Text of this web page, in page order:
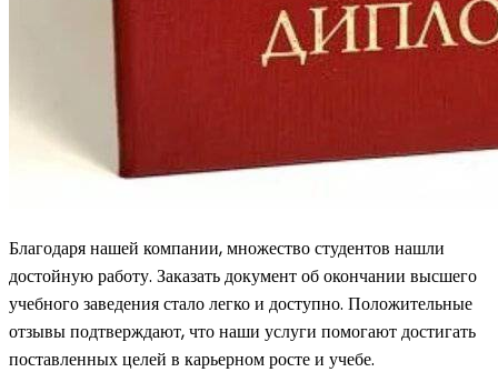
Благодаря нашей компании, множество студентов нашли
достойную работу. Заказать документ об окончании высшего
учебного заведения стало легко и доступно. Положительные
отзывы подтверждают, что наши услуги помогают достигать
поставленных целей в карьерном росте и учебе.